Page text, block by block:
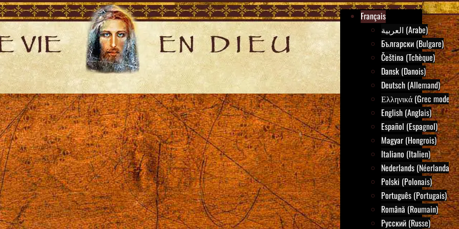
Français
العربية (Arabe)
Български (Bulgare)
Čeština (Tchèque)
Dansk (Danois)
Deutsch (Allemand)
Ελληνικά (Grec
English (Anglais)
Español (Espagnol)
Magyar (Hongrois)
Italiano (Italien)
Nederlands (Néerlandais)
Polski (Polonais)
Português (Portugais)
Română (Roumain)
Русский (Russe)